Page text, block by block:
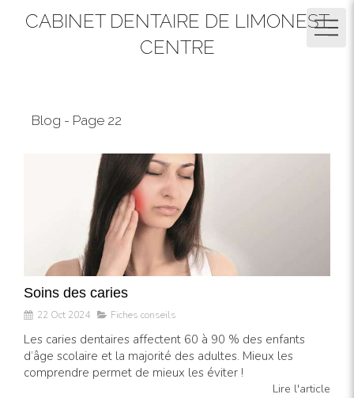
CABINET DENTAIRE DE LIMONEST
CENTRE
Blog - Page 22
Soins des caries
22 Oct 2024 Fiches conseils
Les caries dentaires affectent 60 à 90 % des enfants
d’âge scolaire et la majorité des adultes. Mieux les
comprendre permet de mieux les éviter !
Lire l'article